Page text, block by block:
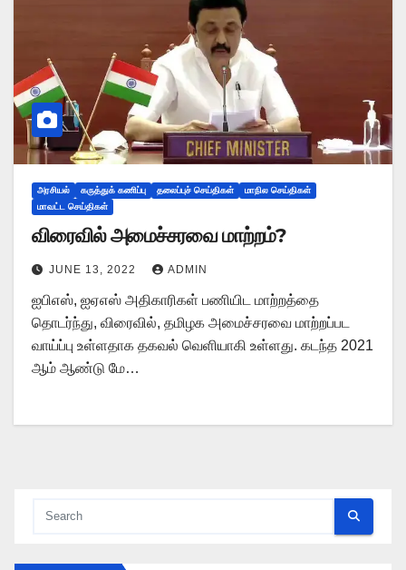
அரசியல் கருத்துக் கணிப்பு தலைப்புச் செய்திகள்
மாநில செய்திகள்
மாவட்ட செய்திகள்
விரைவில் அமைச்சரவை மாற்றம்?
JUNE 13, 2022 ADMIN
ஐபிஎஸ், ஐஏஎஸ் அதிகாரிகள் பணியிட மாற்றத்தை
தொடர்ந்து, விரைவில், தமிழக அமைச்சரவை மாற்றப்பட
வாய்ப்பு உள்ளதாக தகவல் வெளியாகி உள்ளது. கடந்த 2021
ஆம் ஆண்டு மே…